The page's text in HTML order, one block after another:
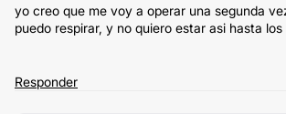
yo creo que me voy a operar una segunda
puedo respirar, y no quiero estar asi hasta
Responder